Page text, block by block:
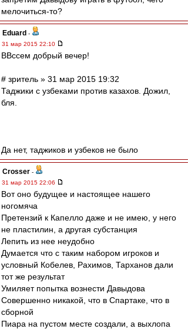
мелочиться-то?
Eduard -
31 мар 2015 22:10
ВВссем добрый вечер!
# зpитель » 31 мар 2015 19:32
Таджики с узбеками против казахов. Дожил,
бля.
Да нет, таджиков и узбеков не было
Crosser -
31 мар 2015 22:06
Вот оно будущее и настоящее нашего
ногомяча
Претензий к Капелло даже и не имею, у него
не пластилин, а другая субстанция
Лепить из нее неудобно
Думается что с таким набором игроков и
условный Кобелев, Рахимов, Тарханов дали
тот же результат
Умиляет попытка вознести Давыдова
Совершенно никакой, что в Спартаке, что в
сборной
Пиара на пустом месте создали, а выхлопа